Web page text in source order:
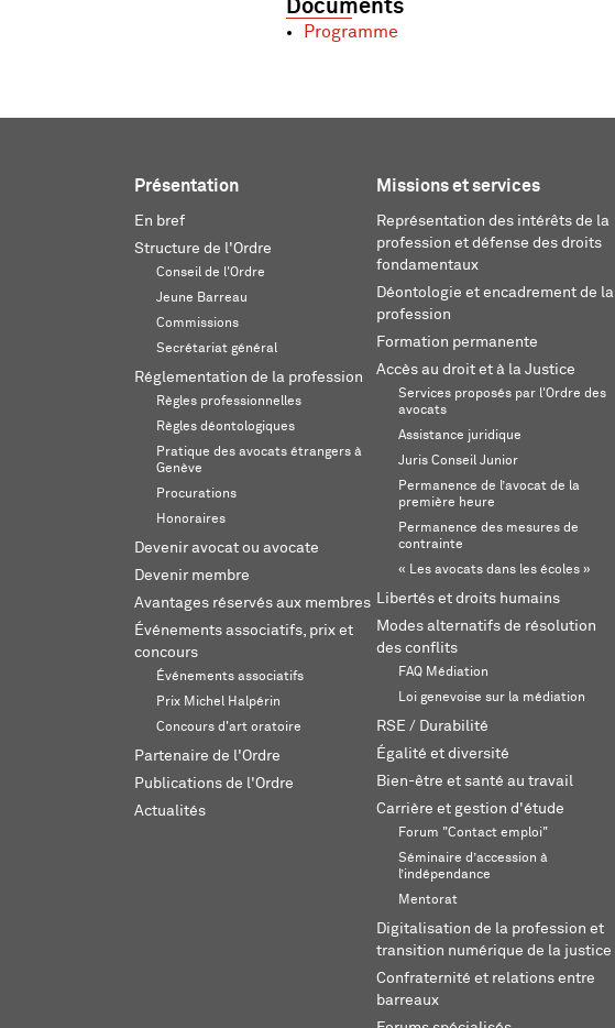
Documents
Programme
Présentation
En bref
Structure de l'Ordre
Conseil de l'Ordre
Jeune Barreau
Commissions
Secrétariat général
Réglementation de la profession
Règles professionnelles
Règles déontologiques
Pratique des avocats étrangers à
Genève
Procurations
Honoraires
Devenir avocat ou avocate
Devenir membre
Avantages réservés aux membres
Événements associatifs, prix et
concours
Événements associatifs
Prix Michel Halpérin
Concours d'art oratoire
Partenaire de l'Ordre
Publications de l'Ordre
Actualités
Missions et services
Représentation des intérêts de la
profession et défense des droits
fondamentaux
Déontologie et encadrement de la
profession
Formation permanente
Accès au droit et à la Justice
Services proposés par l'Ordre des
avocats
Assistance juridique
Juris Conseil Junior
Permanence de l’avocat de la
première heure
Permanence des mesures de
contrainte
« Les avocats dans les écoles »
Libertés et droits humains
Modes alternatifs de résolution
des conflits
FAQ Médiation
Loi genevoise sur la médiation
RSE / Durabilité
Égalité et diversité
Bien-être et santé au travail
Carrière et gestion d'étude
Forum "Contact emploi"
Séminaire d’accession à
l’indépendance
Mentorat
Digitalisation de la profession et
transition numérique de la justice
Confraternité et relations entre
barreaux